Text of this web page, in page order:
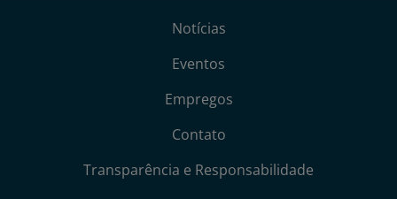
Notícias
Eventos
Empregos
Contato
Transparência e Responsabilidade